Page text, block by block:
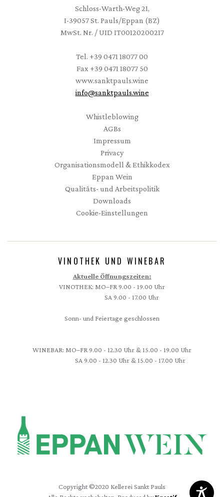
Schloss-Warth-Weg 21,
I-39057 St. Pauls/Eppan (BZ)
MwSt. Nr. / UID IT00120200217
Tel. +39 0471 18077 00
Fax +39 0471 18077 50
www.sanktpauls.wine
info@sanktpauls.wine
Whistleblowing
AGBs
Impressum
Privacy
Organisationsmodell & Ethikkodex
Eppan Wein
Qualitäts- und Arbeitspolitik
Downloads
Cookie-Einstellungen
VINOTHEK UND WINEBAR
Aktuelle Öffnungszeiten:
VINOTHEK: MO–FR 9.00 - 19.00 Uhr
SA 9.00 - 17.00 Uhr
Sonn- und Feiertage geschlossen
WINEBAR: MO–FR 9.00 - 12.30 Uhr & 15.00 - 19.00 Uhr
SA 9.00 - 12.30 Uhr & 15.00 - 17.00 Uhr
Copyright ©2020 Kellerei Sankt Pauls